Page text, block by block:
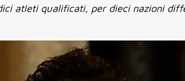
atleti qualificati, per dieci nazioni